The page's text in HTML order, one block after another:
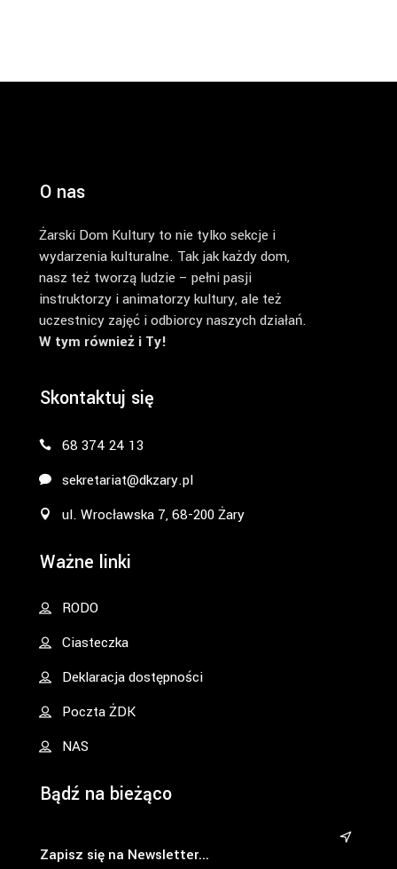
O nas
Żarski Dom Kultury to nie tylko sekcje i
wydarzenia kulturalne. Tak jak każdy dom,
nasz też tworzą ludzie – pełni pasji
instruktorzy i animatorzy kultury, ale też
uczestnicy zajęć i odbiorcy naszych działań.
W tym również i Ty!
Skontaktuj się
68 374 24 13
sekretariat@dkzary.pl
ul. Wrocławska 7, 68-200 Żary
Ważne linki
RODO
Ciasteczka
Deklaracja dostępności
Poczta ŻDK
NAS
Bądź na bieżąco
&